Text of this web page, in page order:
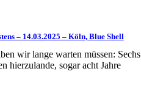
– 14.03.2025 – Köln, Blue Shell
wir lange warten müssen: Sechs
hierzulande, sogar acht Jahre